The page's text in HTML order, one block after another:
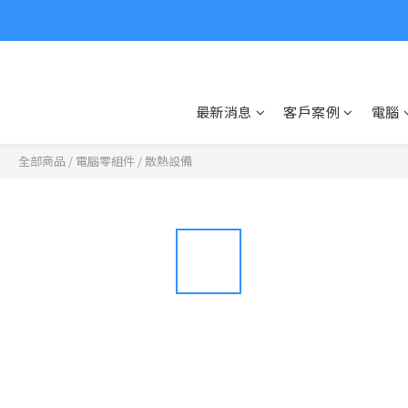
最新消息 客戶案例 電腦
全部商品 / 電腦零組件 /散熱設備